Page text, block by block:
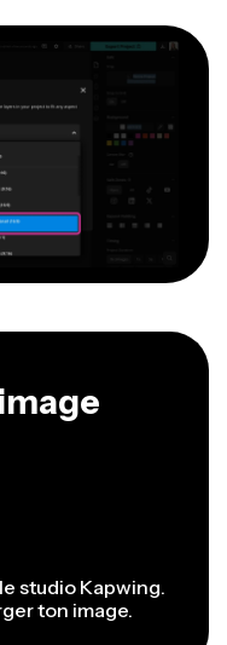
studio Kapwing.
ton image.